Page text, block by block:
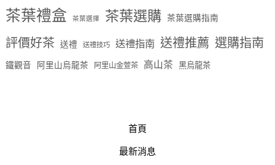
茶葉禮盒 茶葉選擇 茶葉選購 茶葉選購指南
評價好茶 送禮 送禮技巧 送禮指南 送禮推薦 選購指南
鐵觀音 阿里山烏龍茶 阿里山金萱茶 高山茶 黑烏龍茶
首頁
最新消息